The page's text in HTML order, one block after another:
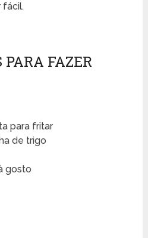
fácil.
FAZER
para fritar
de trigo
gosto